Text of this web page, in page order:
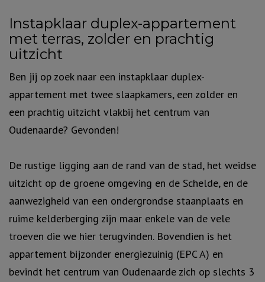
Omschrijving
Instapklaar duplex-appartement
met terras, zolder en prachtig
uitzicht
Ben jij op zoek naar een instapklaar duplex-
appartement met twee slaapkamers, een zolder en
een prachtig uitzicht vlakbij het centrum van
Oudenaarde? Gevonden!
De rustige ligging aan de rand van de stad, het weidse
uitzicht op de groene omgeving en de Schelde, en de
aanwezigheid van een ondergrondse staanplaats en
ruime kelderberging zijn maar enkele van de vele
troeven die we hier terugvinden. Bovendien is het
appartement bijzonder energiezuinig (EPC A) en
bevindt het centrum van Oudenaarde zich op slechts 3